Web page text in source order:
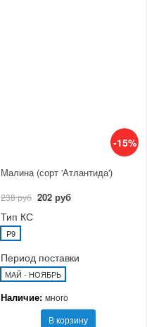
-15%
Малина (сорт 'Атлантида')
238 руб 202 руб
Тип КС
P9
Период поставки
МАЙ - НОЯБРЬ
Наличие: много
В корзину